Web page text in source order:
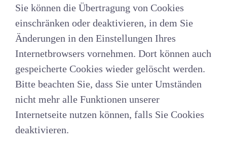
Sie können die Übertragung von Cookies
einschränken oder deaktivieren, in dem Sie
Änderungen in den Einstellungen Ihres
Internetbrowsers vornehmen. Dort können auch
gespeicherte Cookies wieder gelöscht werden.
Bitte beachten Sie, dass Sie unter Umständen
nicht mehr alle Funktionen unserer
Internetseite nutzen können, falls Sie Cookies
deaktivieren.